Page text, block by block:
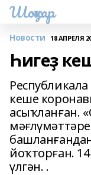
Шоңҡар
Новости 18 АПРЕЛЯ
Һигеҙ
кеше
асыҡланған.
йоҡторған.
үлгән. .